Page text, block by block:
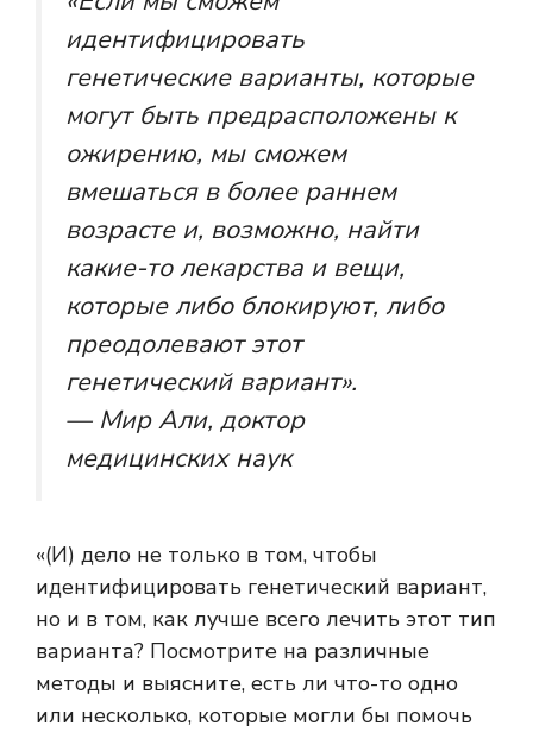
идентифицировать
генетические варианты, которые
могут быть предрасположены к
ожирению, мы сможем
вмешаться в более раннем
возрасте и, возможно, найти
какие-то лекарства и вещи,
которые либо блокируют, либо
преодолевают этот
генетический вариант».
— Мир Али, доктор
медицинских наук
«(И) дело не только в том, чтобы
идентифицировать генетический вариант,
но и в том, как лучше всего лечить этот тип
варианта? Посмотрите на различные
методы и выясните, есть ли что-то одно
или несколько, которые могли бы помочь